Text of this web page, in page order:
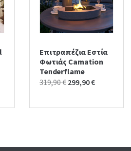
€.
Επιτραπέζια Εστία
Φωτιάς Carnation
Tenderflame
319,90€ Original
was:
299,90€Current
is: